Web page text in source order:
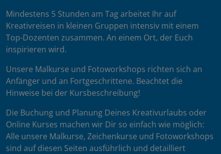
Mindestens 5 Stunden am Tag arbeitet Ihr auf
Kreativreisen in kleinen Gruppen intensiv mit einem
Top-Dozenten zusammen. An einem Ort, der Euch
inspirieren wird.
Unsere Malkurse und Fotoworkshops richten sich an
Anfänger und an Fortgeschrittene. Beachtet die
Hinweise bei der Kursbeschreibung!
Die Buchung und Planung Deines Kreativurlaubs oder
Online Kurses machen wir Dir so einfach wie möglich:
Alle unsere Malkurse, Zeichenkurse und Fotoworkshops
sind auf diesen Seiten ausführlich und detailliert